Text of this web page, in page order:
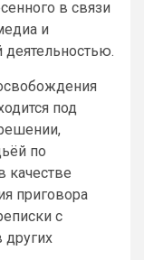
в связи
и
деятельностью.
под
по
качестве
приговора
с